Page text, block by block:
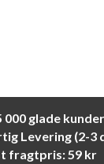
000 glade kunder
Levering (2-3
fragtpris: 59 kr